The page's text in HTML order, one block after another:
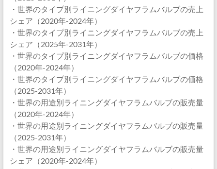
・世界のタイプ別ライニングダイヤフラムバルブの売上
シェア（2020年-2024年）
・世界のタイプ別ライニングダイヤフラムバルブの売上
シェア（2025年-2031年）
・世界のタイプ別ライニングダイヤフラムバルブの価格
（2020年-2024年）
・世界のタイプ別ライニングダイヤフラムバルブの価格
（2025-2031年）
・世界の用途別ライニングダイヤフラムバルブの販売量
（2020年-2024年）
・世界の用途別ライニングダイヤフラムバルブの販売量
（2025-2031年）
・世界の用途別ライニングダイヤフラムバルブの販売量
シェア（2020年-2024年）